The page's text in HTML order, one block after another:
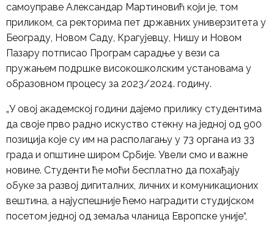
самоуправе Александар Мартиновић који је, том
приликом, са ректорима пет државних универзитета у
Београду, Новом Саду, Крагујевцу, Нишу и Новом
Пазару потписао Програм сарадње у вези са
пружањем подршке високошколским установама у
образовном процесу за 2023/2024. годину.
„У овој академској години дајемо прилику студентима
да своје прво радно искуство стекну на једној од 900
позиција које су им на располагању у 73 органа из 33
града и општине широм Србије. Увели смо и важне
новине. Студенти ће моћи бесплатно да похађају
обуке за развој дигиталних, личних и комуникационих
вештина, а најуспешније ћемо наградити студијском
посетом једној од земаља чланица Европске уније“,